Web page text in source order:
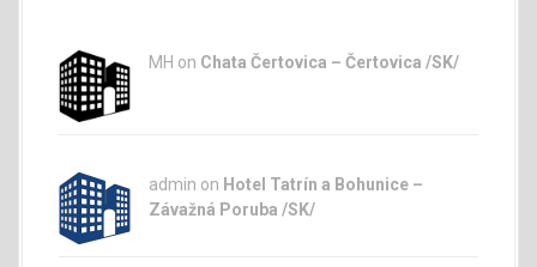
MH on Chata Čertovica – Čertovica /SK/
admin on Hotel Tatrín a Bohunice –
Závažná Poruba /SK/